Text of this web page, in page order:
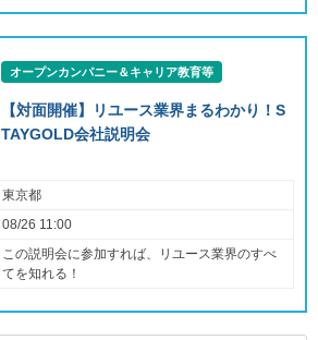
オープンカンパニー＆キャリア教育等
【対面開催】リユース業界まるわかり！S
TAYGOLD会社説明会
東京都
08/26 11:00
この説明会に参加すれば、リユース業界のすべ
てを知れる！